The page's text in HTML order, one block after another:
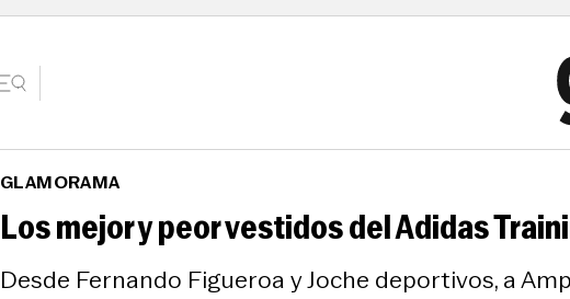
GLAMORAMA
Los mejor y peor vestidos del Adidas
Desde Fernando Figueroa y Joche deportivos, a